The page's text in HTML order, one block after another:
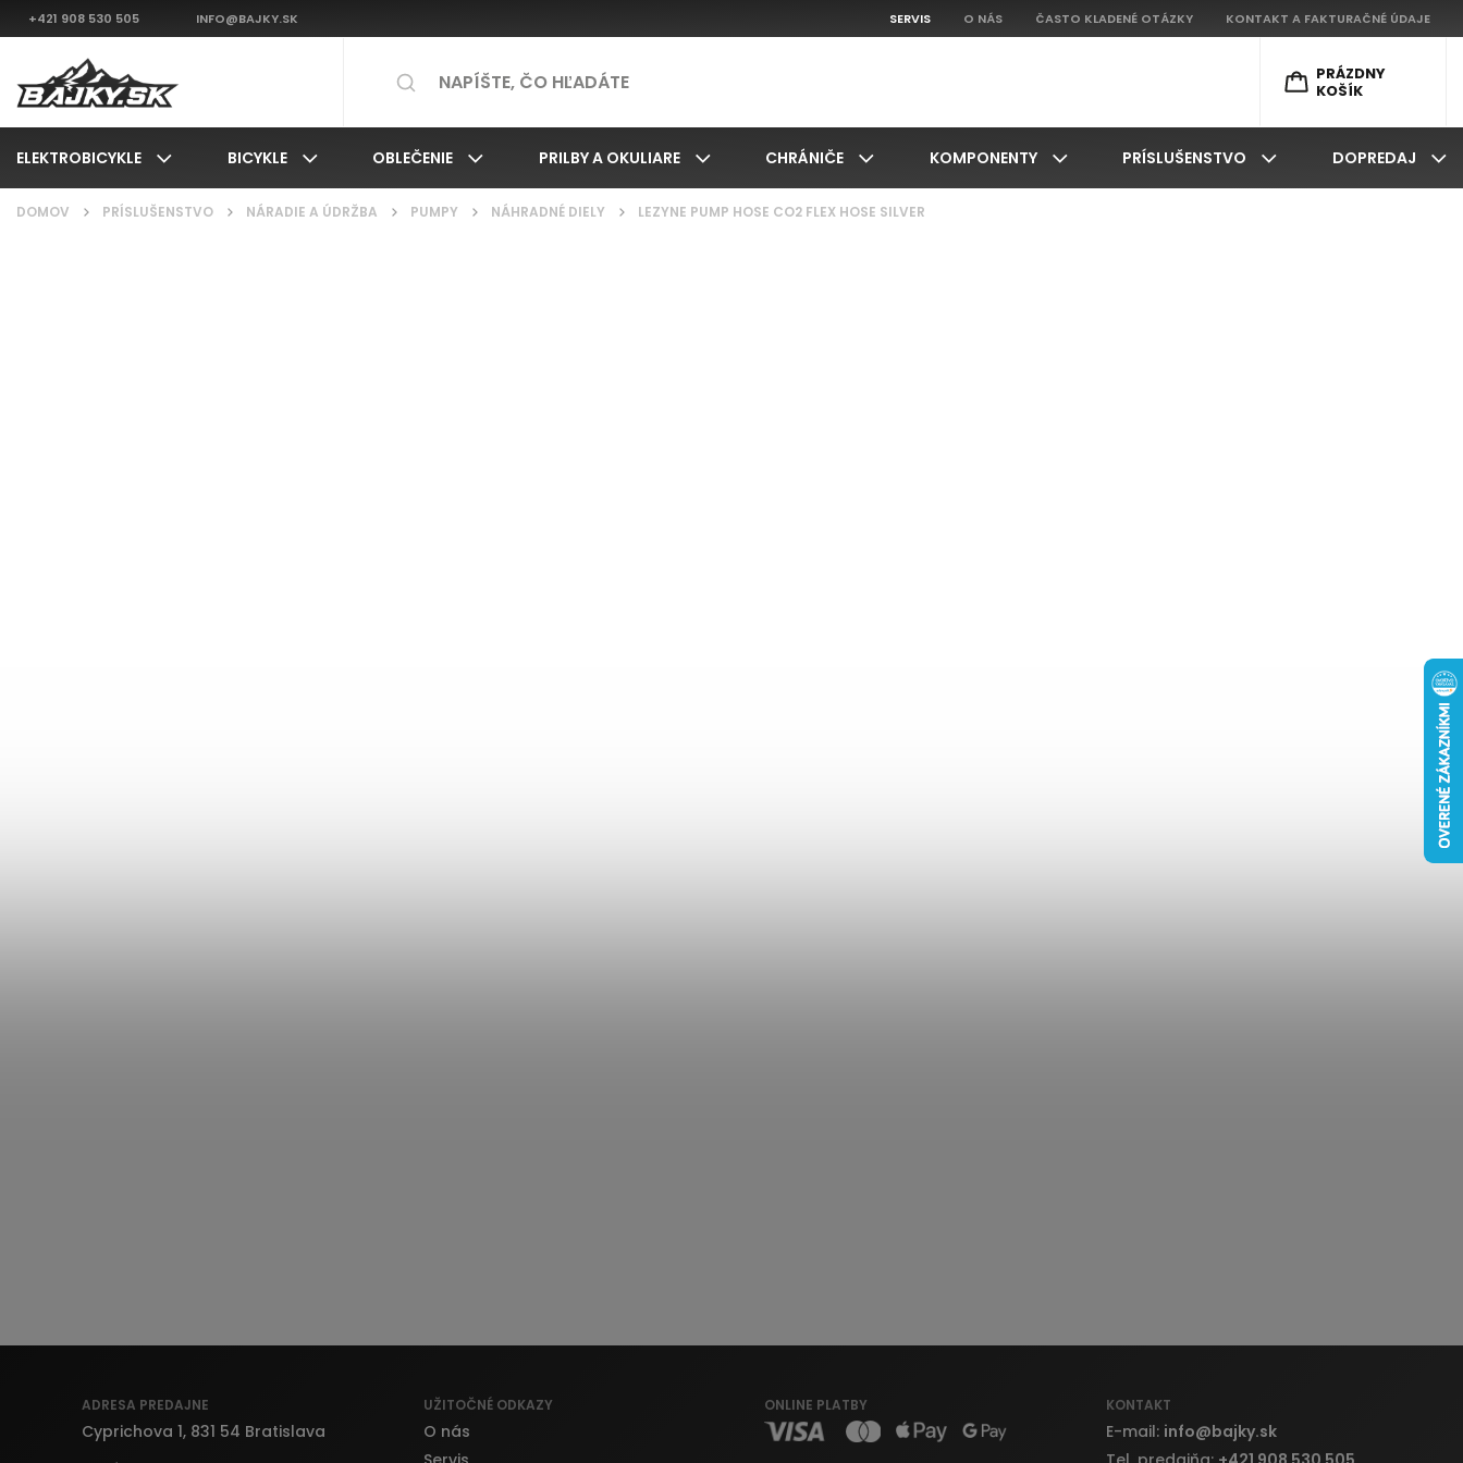
+421 908 530 505 INFO@BAJKY.SK SERVIS O NÁS ČASTO KLADENÉ OTÁZKY KONTAKT A FAKTURAČNÉ ÚDAJE
PRÁZDNY
KOŠÍK
ELEKTROBICYKLE BICYKLE OBLEČENIE PRILBY A OKULIARE CHRÁNIČE KOMPONENTY PRÍSLUŠENSTVO DOPREDAJ
DOMOV / PRÍSLUŠENSTVO / NÁRADIE A ÚDRŽBA / PUMPY / NÁHRADNÉ DIELY / LEZYNE PUMP HOSE CO2 FLEX HOSE SILVER
ADRESA PREDAJNE
Cyprichova 1, 831 54 Bratislava
UŽITOČNÉ ODKAZY
O nás
ONLINE PLATBY KONTAKT
E-mail: info@bajky.sk